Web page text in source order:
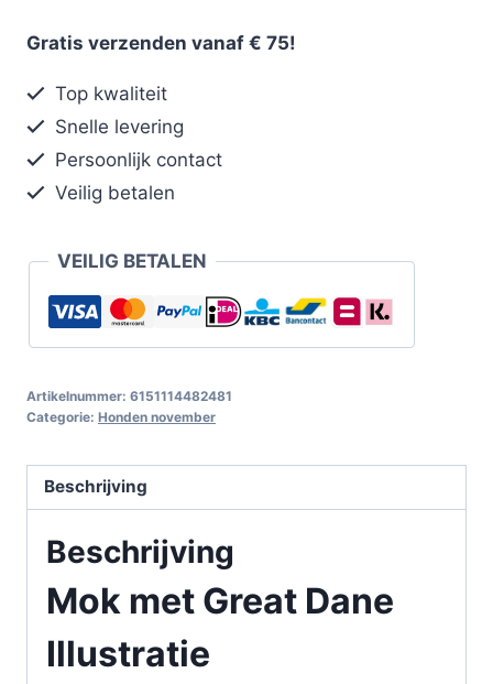
Gratis verzenden vanaf € 75!
Top kwaliteit
Snelle levering
Persoonlijk contact
Veilig betalen
VEILIG BETALEN
Artikelnummer: 6151114482481
Categorie: Honden november
Beschrijving
Beschrijving
Mok met Great Dane
Illustratie